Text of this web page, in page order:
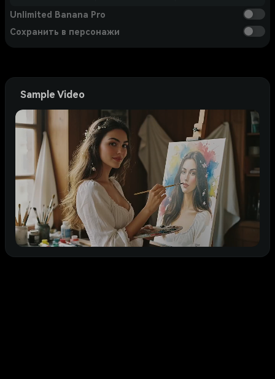
Unlimited Banana Pro
Сохранить в персонажи
Sample Video